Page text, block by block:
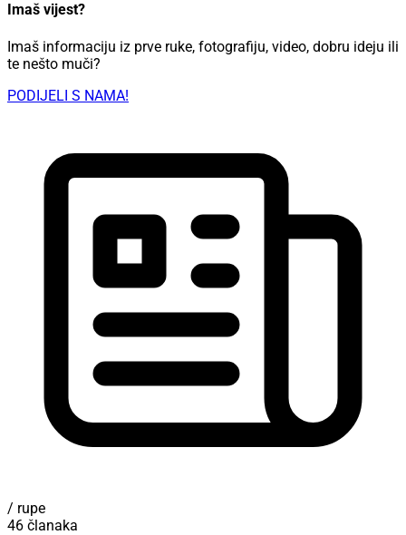
Imaš vijest?
Imaš informaciju iz prve ruke, fotografiju, video, dobru ideju ili
te nešto muči?
PODIJELI S NAMA!
/ rupe
46 članaka